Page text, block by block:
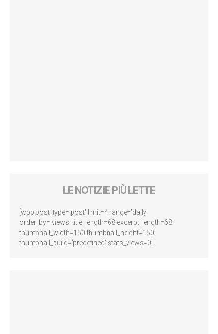
LE NOTIZIE PIÙ LETTE
[wpp post_type='post' limit=4 range='daily'
order_by='views' title_length=68 excerpt_length=68
thumbnail_width=150 thumbnail_height=150
thumbnail_build='predefined' stats_views=0]